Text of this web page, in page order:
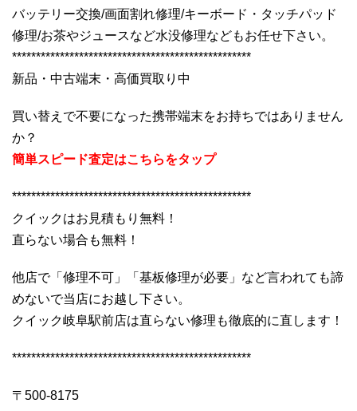
バッテリー交換/画面割れ修理/キーボード・タッチパッド
修理/お茶やジュースなど水没修理などもお任せ下さい。
**************************************************
新品・中古端末・高価買取り中
買い替えで不要になった携帯端末をお持ちではありません
か？
簡単スピード査定はこちらをタップ
**************************************************
クイックはお見積もり無料！
直らない場合も無料！
他店で「修理不可」「基板修理が必要」など言われても諦
めないで当店にお越し下さい。
クイック岐阜駅前店は直らない修理も徹底的に直します！
**************************************************
〒500-8175